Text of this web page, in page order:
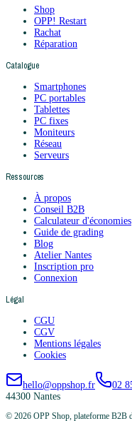
Shop
OPP! Restart
Rachat
Réparation
Catalogue
Smartphones
PC portables
Tablettes
PC fixes
Moniteurs
Réseau
Serveurs
Ressources
À propos
Conseil B2B
Calculateur d'économies
Guide de grading
Blog
Atelier Nantes
Inscription pro
Connexion
Légal
CGU
CGV
Mentions légales
Cookies
hello@oppshop.fr 02
44300 Nantes
© 2026 OPP Shop, plateforme B2B